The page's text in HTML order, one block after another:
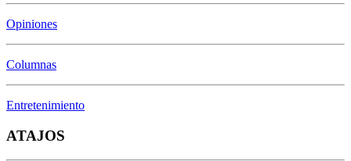
Opiniones
Columnas
Entretenimiento
ATAJOS